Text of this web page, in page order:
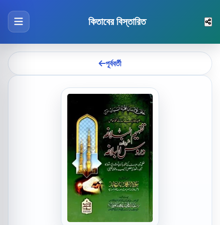
কিতাবের বিস্তারিত
পূর্ববর্তী